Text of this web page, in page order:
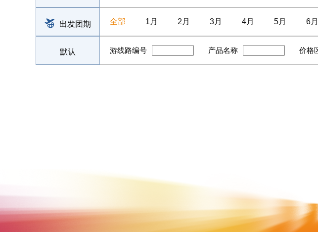
出发团期 全部 1月 2月 3月 4月 5月 6月
默认 游线路编号 产品名称 价格